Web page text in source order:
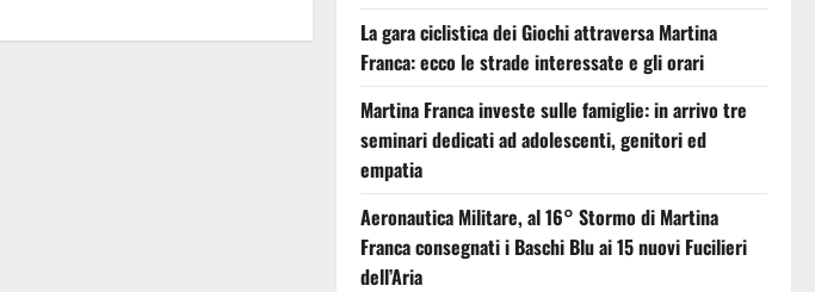
La gara ciclistica dei Giochi attraversa Martina
Franca: ecco le strade interessate e gli orari
Martina Franca investe sulle famiglie: in arrivo tre
seminari dedicati ad adolescenti, genitori ed
empatia
Aeronautica Militare, al 16° Stormo di Martina
Franca consegnati i Baschi Blu ai 15 nuovi Fucilieri
dell’Aria